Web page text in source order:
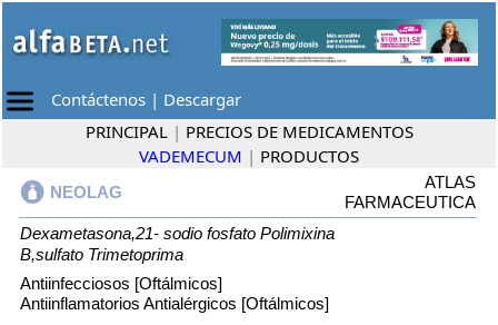
Contáctenos | Descargar
PRINCIPAL | PRECIOS DE MEDICAMENTOS
VADEMECUM | PRODUCTOS
NEOLAG
ATLAS
FARMACEUTICA
Dexametasona,21- sodio fosfato Polimixina
B,sulfato Trimetoprima
Antiinfecciosos [Oftálmicos]
Antiinflamatorios Antialérgicos [Oftálmicos]